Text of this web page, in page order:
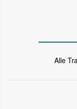
Alle